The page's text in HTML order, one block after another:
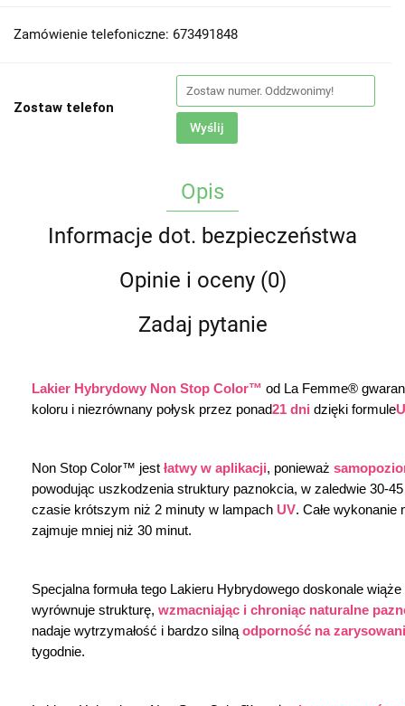
Zamówienie telefoniczne: 673491848
Zostaw telefon
Wyślij
Opis
Informacje dot. bezpieczeństwa
Opinie i oceny (0)
Zadaj pytanie
Lakier Hybrydowy Non Stop Color™ od La Femme®
koloru i niezrównany połysk przez ponad21 dni dzięki formule
Non Stop Color™ jest łatwy w aplikacji, ponieważ
powodując uszkodzenia struktury paznokcia, w zaledwie 30-
czasie krótszym niż 2 minuty w lampach UV. Całe wykonanie
zajmuje mniej niż 30 minut.
Specjalna formuła tego Lakieru Hybrydowego doskonale
wyrównuje strukturę, wzmacniając i chroniąc naturalne
nadaje wytrzymałość i bardzo silną odporność na
tygodnie.